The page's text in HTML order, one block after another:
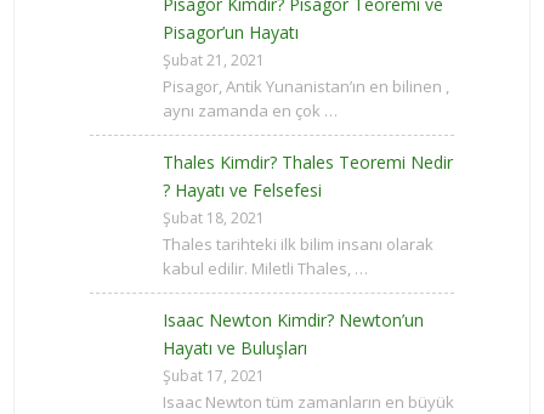
Pisagor’un Hayatı
Şubat 21, 2021
Pisagor, Antik Yunanistan’ın en bilinen ,
aynı zamanda en çok …
Thales Kimdir? Thales Teoremi Nedir
? Hayatı ve Felsefesi
Şubat 18, 2021
Thales tarihteki ilk bilim insanı olarak
kabul edilir. Miletli Thales, …
Isaac Newton Kimdir? Newton’un
Hayatı ve Buluşları
Şubat 17, 2021
Isaac Newton tüm zamanların en büyük